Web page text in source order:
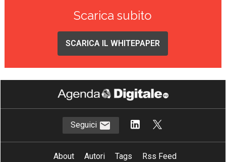
Scarica subito
SCARICA IL WHITEPAPER
Seguici
About Autori Tags
Rss Feed